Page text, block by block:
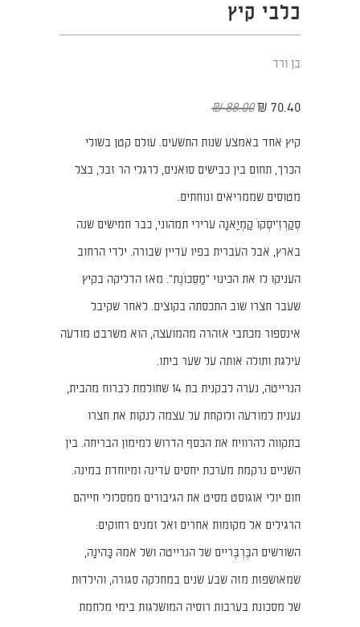
כלבי קיץ
בן ורד
70.40 ₪
88.00 ₪
קיץ אחד באמצע שנות התשעים. עולם קטן בשולי
הכרך, תחום בין כבישים סואנים, לרגלי הר זבל, בצל
מטוסים שממריאים ונוחתים.
סְקַרְזִ'יסְקוֹ קַמְיַאנָה ערירי תמהוני, כבר חמישים שנה
בארץ, אבל העברית בפיו עדיין שבורה. ילדי הרחוב
העניקו לו את הכינוי "מַסֵּכוֹנֶת". מאז הדליקה בקיץ
שעבר חצרו שוב התכסתה בקוצים. לאחר שקיבל
אינספור מכתבי אזהרה מהמועצה, הוא משרבט מודעה
עילגת ותולה אותה על שער ביתו.
הנרייטה, נערה לבקנית בת 14 שחולמת לברוח מהבית,
נענית למודעה ולוקחת על עצמה לנקות את חצרו
בתקווה להרוויח את הכסף הדרוש למימון הבריחה. בין
השניים נרקמת מערכת יחסים עדינה ומיוחדת במינה.
חום יולי אוגוסט מסיט את הגיבורים ממסלולי חייהם
הרגילים אל מקומות אחרים ואל זמנים רחוקים:
השורשים הבֶּרְבֶּריים של הנרייטה ושל אמהּ כָּהינָה,
שמאושפזת מזה שבע שנים במחלקה סגורה, והילדוּת
של מסכונת בערבות רוסיה המושלגות בימי מלחמת